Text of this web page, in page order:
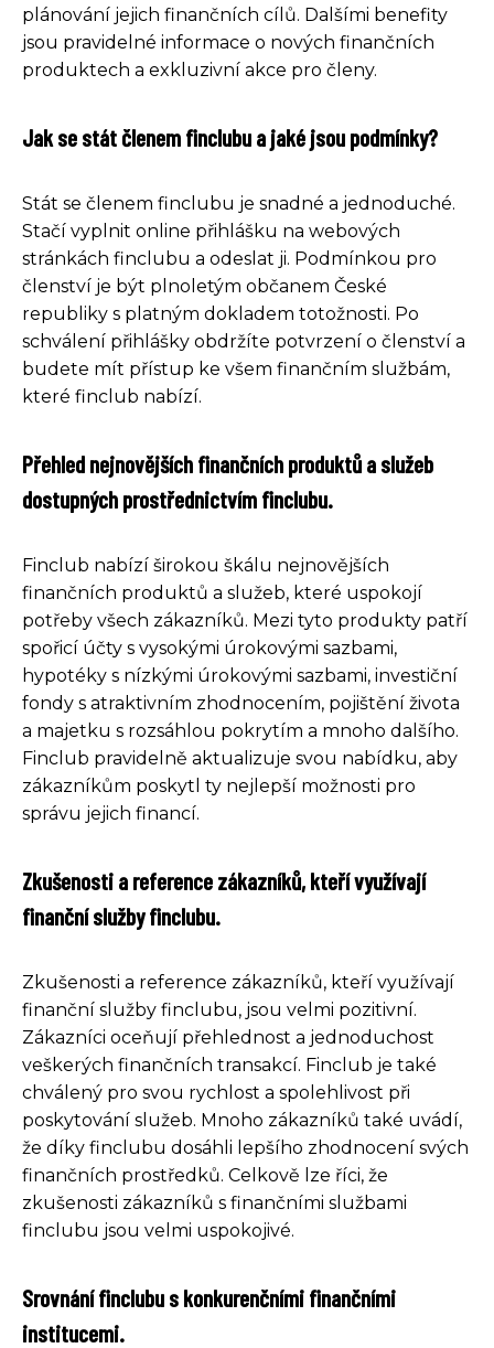
plánování jejich finančních cílů. Dalšími benefity
jsou pravidelné informace o nových finančních
produktech a exkluzivní akce pro členy.
Jak se stát členem finclubu a jaké jsou podmínky?
Stát se členem finclubu je snadné a jednoduché.
Stačí vyplnit online přihlášku na webových
stránkách finclubu a odeslat ji. Podmínkou pro
členství je být plnoletým občanem České
republiky s platným dokladem totožnosti. Po
schválení přihlášky obdržíte potvrzení o členství a
budete mít přístup ke všem finančním službám,
které finclub nabízí.
Přehled nejnovějších finančních produktů a služeb
dostupných prostřednictvím finclubu.
Finclub nabízí širokou škálu nejnovějších
finančních produktů a služeb, které uspokojí
potřeby všech zákazníků. Mezi tyto produkty patří
spořicí účty s vysokými úrokovými sazbami,
hypotéky s nízkými úrokovými sazbami, investiční
fondy s atraktivním zhodnocením, pojištění života
a majetku s rozsáhlou pokrytím a mnoho dalšího.
Finclub pravidelně aktualizuje svou nabídku, aby
zákazníkům poskytl ty nejlepší možnosti pro
správu jejich financí.
Zkušenosti a reference zákazníků, kteří využívají
finanční služby finclubu.
Zkušenosti a reference zákazníků, kteří využívají
finanční služby finclubu, jsou velmi pozitivní.
Zákazníci oceňují přehlednost a jednoduchost
veškerých finančních transakcí. Finclub je také
chválený pro svou rychlost a spolehlivost při
poskytování služeb. Mnoho zákazníků také uvádí,
že díky finclubu dosáhli lepšího zhodnocení svých
finančních prostředků. Celkově lze říci, že
zkušenosti zákazníků s finančními službami
finclubu jsou velmi uspokojivé.
Srovnání finclubu s konkurenčními finančními
institucemi.